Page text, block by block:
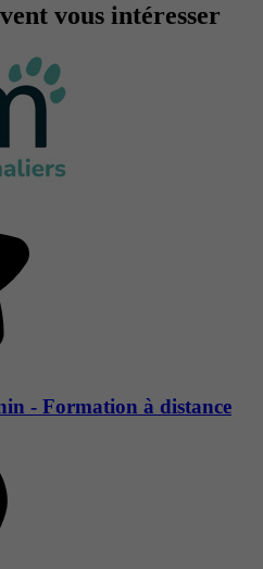
vous intéresser
- Formation à distance